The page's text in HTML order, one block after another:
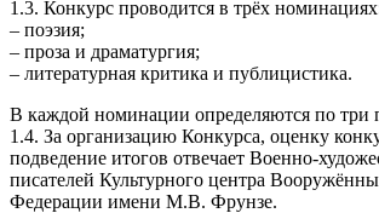
1.3. Конкурс проводится в трёх
– поэзия;
– проза и драматургия;
– литературная критика и публицистика.
В каждой номинации определяются по три
1.4. За организацию Конкурса, оценку
подведение итогов отвечает Военно-
писателей Культурного центра
Федерации имени М.В. Фрунзе.